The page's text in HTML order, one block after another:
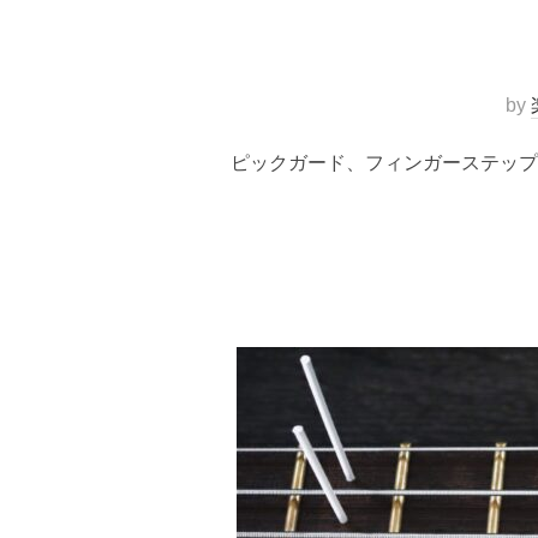
by
ピックガード、フィンガーステッ